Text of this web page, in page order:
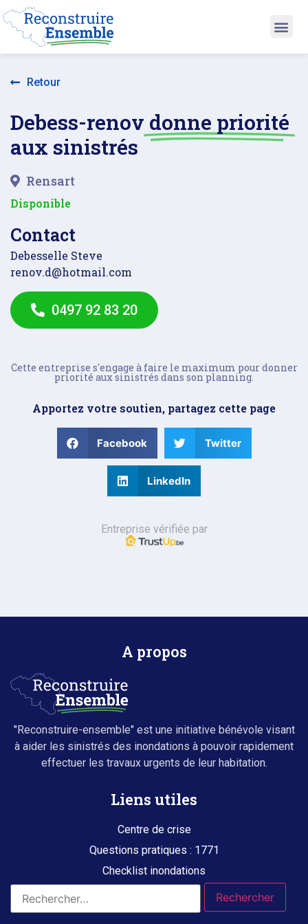
Retour
Debess-renov donne priorité
aux sinistrés
Rensart
Disponible
Contact
Debesselle Steve
renov.d@hotmail.com
0497 92 83 20
Cette entreprise s'engage à faire le maximum pour donner
priorité aux sinistrés dans son planning.
Apportez votre soutien, partagez cette page
Facebook Twitter
LinkedIn
Entreprise vérifiée par
A propos
"Reconstruire-ensemble" est une initiative bénévole visant
à aider les sinistrés des inondations à pouvoir rapidement
effectuer les travaux urgents de leur habitation.
Liens utiles
Centre de crise
Questions pratiques : 1771
Checklist inondations